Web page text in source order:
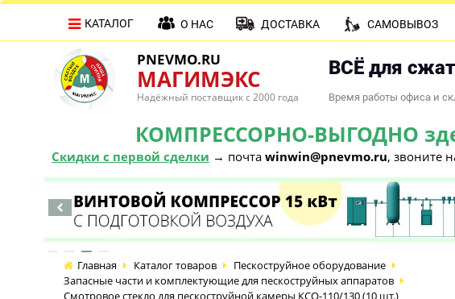
PNEVMO.RU
МАГИМЭКС
Надёжный поставщик с 2000 года
ВСЁ для
Время работы офиса и
КОМПРЕССОРНО-ВЫГОДНО
Скидки с первой сделки → почта winwin@pnevmo.ru, звоните
КАТАЛОГ О НАС ДОСТАВКА САМОВЫВОЗ
Главная Каталог товаров
Пескоструйное оборудование
Запасные части и комплектующие для пескоструйных аппаратов
Смотровое стекло для пескоструйной камеры КСО-110/130 (10 шт.)